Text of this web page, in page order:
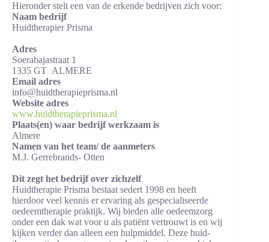
Hieronder stelt een van de erkende bedrijven zich voor:
Naam bedrijf
Huidtherapier Prisma
Adres
Soerabajastraat 1
1335 GT ALMERE
Email adres
info@huidtherapieprisma.nl
Website adres
www.huidtherapieprisma.nl
Plaats(en) waar bedrijf werkzaam is
Almere
Namen van het team/ de aanmeters
M.J. Gerrebrands- Otten
Dit zegt het bedrijf over zichzelf
Huidtherapie Prisma bestaat sedert 1998 en heeft
hierdoor veel kennis er ervaring als gespecialiseerde
oedeemtherapie praktijk. Wij bieden alle oedeemzorg
onder een dak wat voor u als patiënt vertrouwt is en wij
kijken verder dan alleen een hulpmiddel. Deze huid-